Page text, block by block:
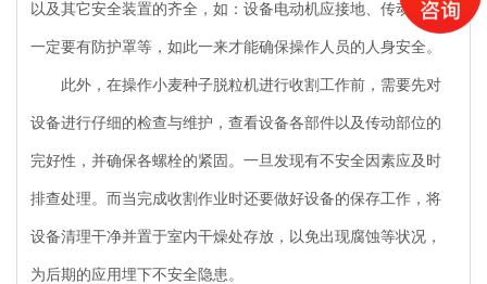
以及其它安全装置的齐全，如：设备电动机应接地、传动带上
一定要有防护罩等，如此一来才能确保操作人员的人身安全。
此外，在操作小麦种子脱粒机进行收割工作前，需要先对
设备进行仔细的检查与维护，查看设备各部件以及传动部位的
完好性，并确保各螺栓的紧固。一旦发现有不安全因素应及时
排查处理。而当完成收割作业时还要做好设备的保存工作，将
设备清理干净并置于室内干燥处存放，以免出现腐蚀等状况，
为后期的应用埋下不安全隐患。